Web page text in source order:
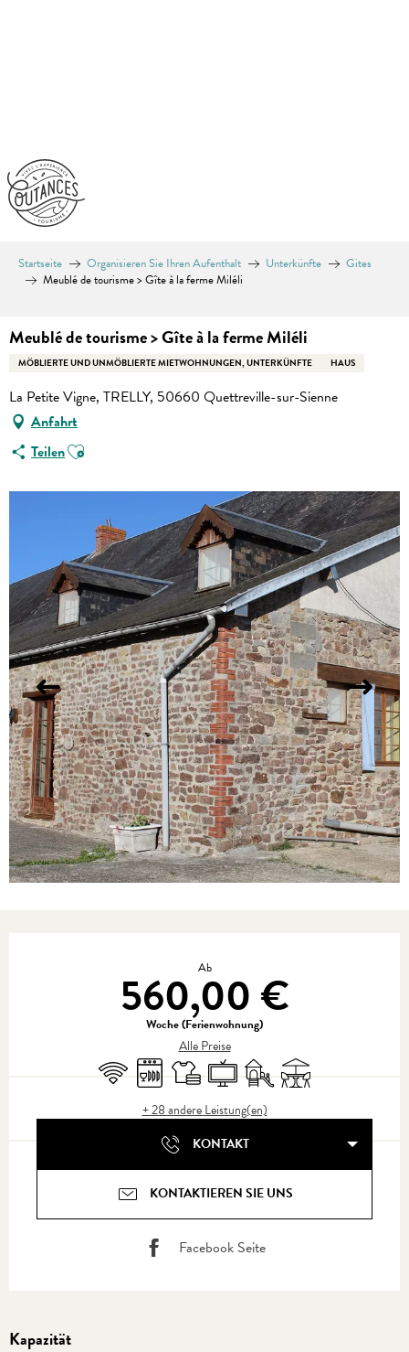
Startseite Organisieren Sie Ihren Aufenthalt Unterkünfte
Gites
Meublé de tourisme > Gîte à la ferme Miléli
Meublé de tourisme > Gîte à la ferme Miléli
MÖBLIERTE UND UNMÖBLIERTE MIETWOHNUNGEN, UNTERKÜNFTE HAUS
La Petite Vigne, TRELLY, 50660 Quettreville-sur-Sienne
Anfahrt
TeilenAjouter aux favoris
Ab
560,00 €
Woche (Ferienwohnung)
Alle Preise
Wi-Fi Geschirrspülmaschine
Bettwäsche und Laken
FernsehenSpiele für Kinder / Spielplatz
Terrasse
+ 28 andere Leistung(en)
KONTAKT
KONTAKTIEREN SIE UNS
Facebook Seite
Kapazität